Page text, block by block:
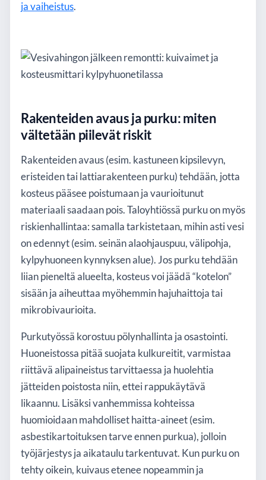
ja vaiheistus.
Rakenteiden avaus ja purku: miten
vältetään piilevät riskit
Rakenteiden avaus (esim. kastuneen kipsilevyn,
eristeiden tai lattiarakenteen purku) tehdään, jotta
kosteus pääsee poistumaan ja vaurioitunut
materiaali saadaan pois. Taloyhtiössä purku on myös
riskienhallintaa: samalla tarkistetaan, mihin asti vesi
on edennyt (esim. seinän alaohjauspuu, välipohja,
kylpyhuoneen kynnyksen alue). Jos purku tehdään
liian pieneltä alueelta, kosteus voi jäädä “kotelon”
sisään ja aiheuttaa myöhemmin hajuhaittoja tai
mikrobivaurioita.
Purkutyössä korostuu pölynhallinta ja osastointi.
Huoneistossa pitää suojata kulkureitit, varmistaa
riittävä alipaineistus tarvittaessa ja huolehtia
jätteiden poistosta niin, ettei rappukäytävä
likaannu. Lisäksi vanhemmissa kohteissa
huomioidaan mahdolliset haitta-aineet (esim.
asbestikartoituksen tarve ennen purkua), jolloin
työjärjestys ja aikataulu tarkentuvat. Kun purku on
tehty oikein, kuivaus etenee nopeammin ja